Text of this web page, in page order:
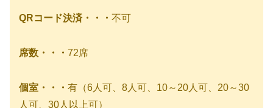
QRコード決済・・・ 不可
席数・・・ 72席
個室・・・ 有（6人可、8人可、10～20人可、20～30
人可、30人以上可）